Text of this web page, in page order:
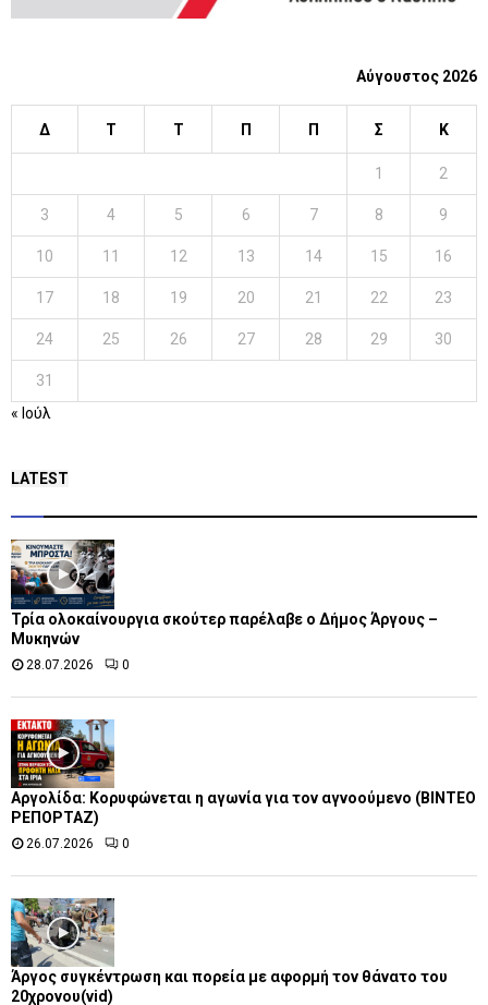
Αύγουστος 2026
Δ Τ Τ Π Π Σ Κ
1 2
3 4 5 6 7 8 9
10 11 12 13 14 15 16
17 18 19 20 21 22 23
24 25 26 27 28 29 30
31
« Ιούλ
LATEST
Τρία ολοκαίνουργια σκούτερ παρέλαβε o Δήμος Άργους –
Μυκηνών
28.07.2026 0
Αργολίδα: Κορυφώνεται η αγωνία για τον αγνοούμενο (ΒΙΝΤΕΟ
ΡΕΠΟΡΤΑΖ)
26.07.2026 0
Άργος συγκέντρωση και πορεία με αφορμή τον θάνατο του
20χρονου(vid)